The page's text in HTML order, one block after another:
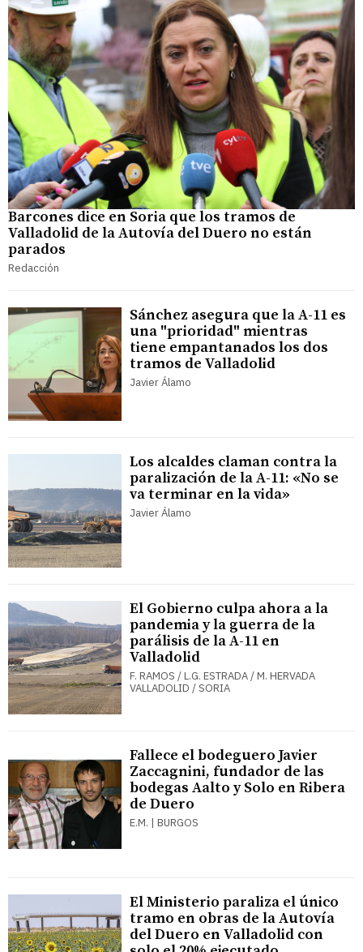
Barcones dice en Soria que los tramos de
Valladolid de la Autovía del Duero no están
parados
Redacción
Sánchez asegura que la A-11 es
una "prioridad" mientras
tiene empantanados los dos
tramos de Valladolid
Javier Álamo
Los alcaldes claman contra la
paralización de la A-11: «No se
va terminar en la vida»
Javier Álamo
El Gobierno culpa ahora a la
pandemia y la guerra de la
parálisis de la A-11 en
Valladolid
F. RAMOS / L.G. ESTRADA / M. HERVADA
VALLADOLID / SORIA
Fallece el bodeguero Javier
Zaccagnini, fundador de las
bodegas Aalto y Solo en Ribera
de Duero
E.M. | BURGOS
El Ministerio paraliza el único
tramo en obras de la Autovía
del Duero en Valladolid con